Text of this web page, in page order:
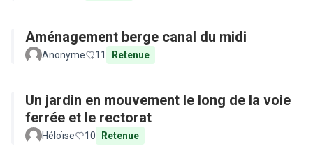
Aménagement berge canal du midi
Anonyme 11 Retenue
Un jardin en mouvement le long de la voie
ferrée et le rectorat
Héloïse 10 Retenue